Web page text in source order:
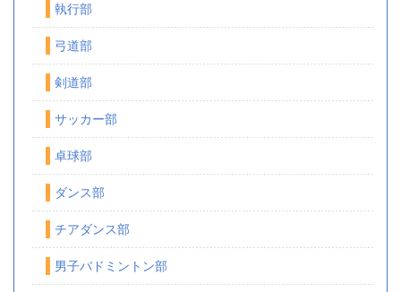
執行部
弓道部
剣道部
サッカー部
卓球部
ダンス部
チアダンス部
男子バドミントン部